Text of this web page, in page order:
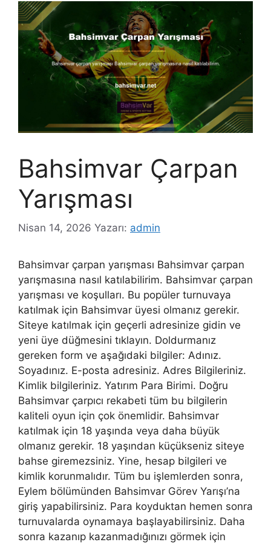
Bahsimvar Çarpan
Yarışması
Nisan 14, 2026 Yazarı: admin
Bahsimvar çarpan yarışması Bahsimvar çarpan
yarışmasına nasıl katılabilirim. Bahsimvar çarpan
yarışması ve koşulları. Bu popüler turnuvaya
katılmak için Bahsimvar üyesi olmanız gerekir.
Siteye katılmak için geçerli adresinize gidin ve
yeni üye düğmesini tıklayın. Doldurmanız
gereken form ve aşağıdaki bilgiler: Adınız.
Soyadınız. E-posta adresiniz. Adres Bilgileriniz.
Kimlik bilgileriniz. Yatırım Para Birimi. Doğru
Bahsimvar çarpıcı rekabeti tüm bu bilgilerin
kaliteli oyun için çok önemlidir. Bahsimvar
katılmak için 18 yaşında veya daha büyük
olmanız gerekir. 18 yaşından küçükseniz siteye
bahse giremezsiniz. Yine, hesap bilgileri ve
kimlik korunmalıdır. Tüm bu işlemlerden sonra,
Eylem bölümünden Bahsimvar Görev Yarışı’na
giriş yapabilirsiniz. Para koyduktan hemen sonra
turnuvalarda oynamaya başlayabilirsiniz. Daha
sonra kazanıp kazanmadığınızı görmek için